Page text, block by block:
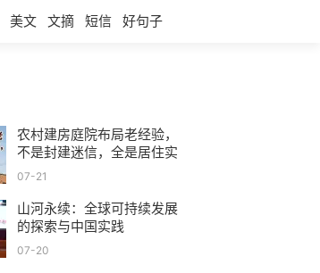
美文 文摘 短信 好句子
农村建房庭院布局老经验，
不是封建迷信，全是居住实
用学问
07-21
山河永续：全球可持续发展
的探索与中国实践
07-20